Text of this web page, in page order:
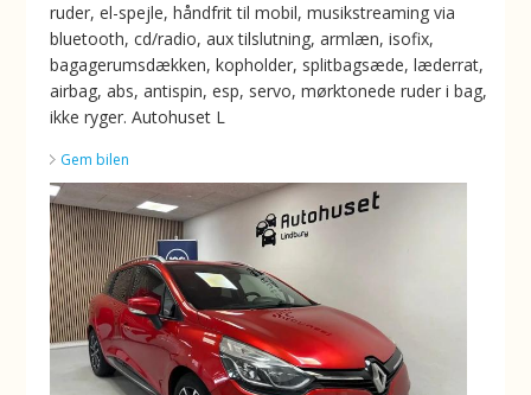
ruder, el-spejle, håndfrit til mobil, musikstreaming via
bluetooth, cd/radio, aux tilslutning, armlæn, isofix,
bagagerumsdækken, kopholder, splitbagsæde, læderrat,
airbag, abs, antispin, esp, servo, mørktonede ruder i bag,
ikke ryger. Autohuset L
Gem bilen